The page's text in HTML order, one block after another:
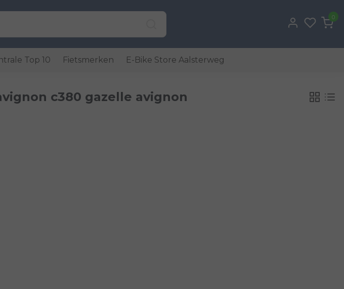
0
Top 10 Fietsmerken E-Bike Store Aalsterweg
c380 gazelle avignon